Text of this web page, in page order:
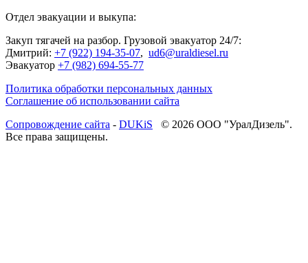
Отдел эвакуации и выкупа:
Закуп тягачей на разбор. Грузовой эвакуатор 24/7:
Дмитрий: +7 (922) 194-35-07, ud6@uraldiesel.ru
Эвакуатор +7 (982) 694-55-77
Политика обработки персональных данных
Соглашение об использовании сайта
Cопровождение сайта - DUKiS © 2026 ООО "УралДизель".
Все права защищены.